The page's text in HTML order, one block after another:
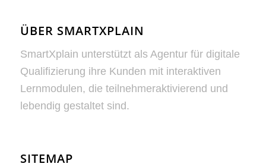
ÜBER SMARTXPLAIN
SmartXplain unterstützt als Agentur für digitale
Qualifizierung ihre Kunden mit interaktiven
Lernmodulen, die teilnehmeraktivierend und
lebendig gestaltet sind.
SITEMAP